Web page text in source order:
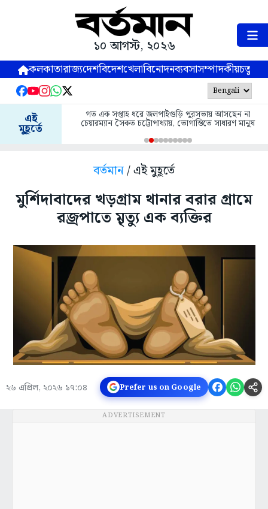
১০ আগস্ট, ২০২৬
কলকাতারাজ্যদেশবিদেশখেলাবিনোদনব্যবসাসম্পাদকীয়
এই
মুহূর্তে
গত এক সপ্তাহ ধরে জলপাইগুড়ি পুরসভায় আসছেন না
চেয়ারম্যান সৈকত চট্টোপাধ্যায়, ভোগান্তিতে সাধারণ মানুষ
বর্তমান/ এই মুহূর্তে
মুর্শিদাবাদের খড়গ্রাম থানার বরার গ্রামে
ব়জ্রপাতে ম়ৃত্যু এক ব্যক্তির
২৬ এপ্রিল, ২০২৬ ১৭:০৪ Prefer us on Google
ADVERTISEMENT